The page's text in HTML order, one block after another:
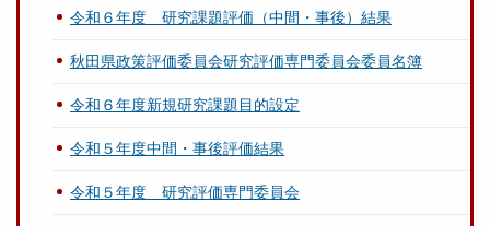
令和６年度 研究課題評価（中間・事後）結果
秋田県政策評価委員会研究評価専門委員会委員名簿
令和６年度新規研究課題目的設定
令和５年度中間・事後評価結果
令和５年度 研究評価専門委員会